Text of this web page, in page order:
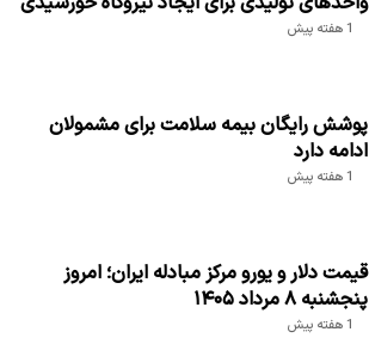
1 هفته پیش
پوشش رایگان بیمه سلامت برای مشمولان
ادامه دارد
1 هفته پیش
قیمت دلار و یورو مرکز مبادله ایران؛ امروز
پنجشنبه ۸ مرداد ۱۴۰۵
1 هفته پیش